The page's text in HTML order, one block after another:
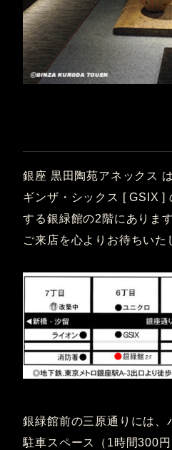
銀座 黒田陶苑アネックス は
ギンザ・シックス [ GSIX ]
する銀緑館の2階にあります
ご来店を心よりお待ちいた
銀緑館前の三原通りには、
駐車スペース（1時間300